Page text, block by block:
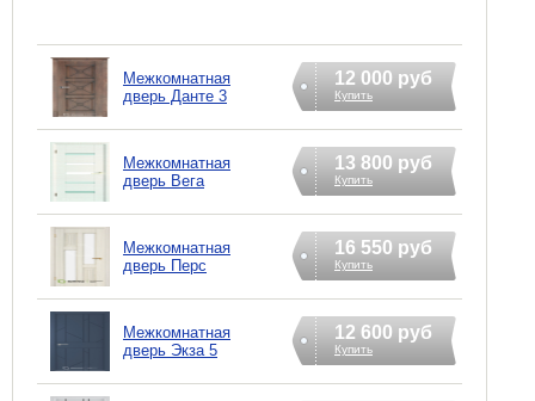
Межкомнатная
дверь Данте 3
12 000 руб
Купить
Межкомнатная
дверь Вега
13 800 руб
Купить
Межкомнатная
дверь Перс
16 550 руб
Купить
Межкомнатная
дверь Экза 5
12 600 руб
Купить